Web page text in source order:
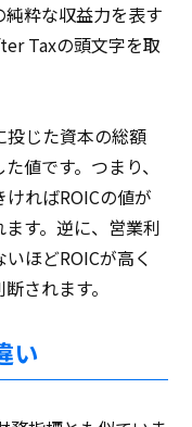
粋な収益力を表す
Taxの頭文字を取
投じた資本の総額
値です。つまり、
ればROICの値が
す。逆に、営業利
ほどROICが高く
されます。
い